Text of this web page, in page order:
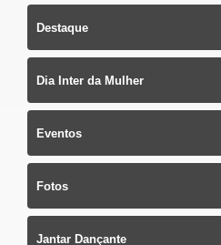
Destaque
Dia Inter da Mulher
Eventos
Fotos
Jantar Dançante